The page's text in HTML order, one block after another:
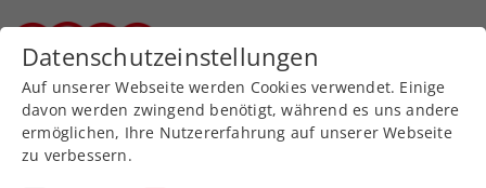
Zurück zur Newsübersicht
Davis Cup
Datenschutzeinstellungen
Auf unserer Webseite werden Cookies verwendet. Einige
davon werden zwingend benötigt, während es uns andere
ermöglichen, Ihre Nutzererfahrung auf unserer Webseite
zu verbessern.